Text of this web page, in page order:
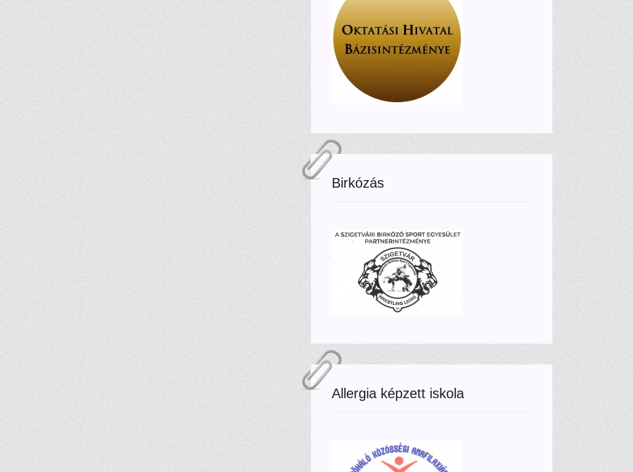
Birkózás
Allergia képzett iskola